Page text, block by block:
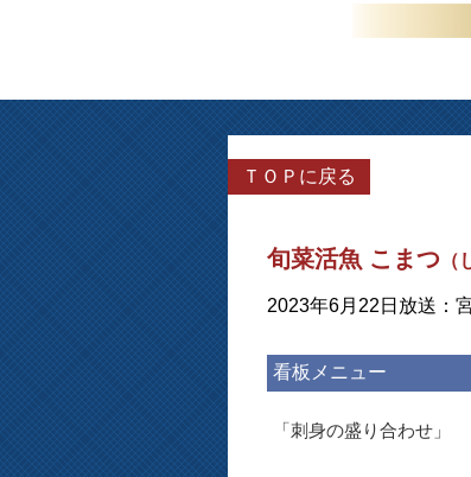
ＴＯＰに戻る
旬菜活魚 こまつ
2023年6月22日放送：
看板メニュー
「刺身の盛り合わせ」